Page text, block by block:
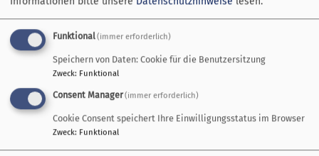
Veranstaltungen
Unsere Gemeinde
Wiederaufbau Christuskirche
Kirche im Lebenslauf
Kinder
Barrierefreiheitserklärung
Funktional(immer erforderlich)
Speichern von Daten: Cookie für die Benutzersitzung
Zweck: Funktional
Consent Manager(immer erforderlich)
Cookie Consent speichert Ihre Einwilligungsstatus im Browser
Zweck: Funktional